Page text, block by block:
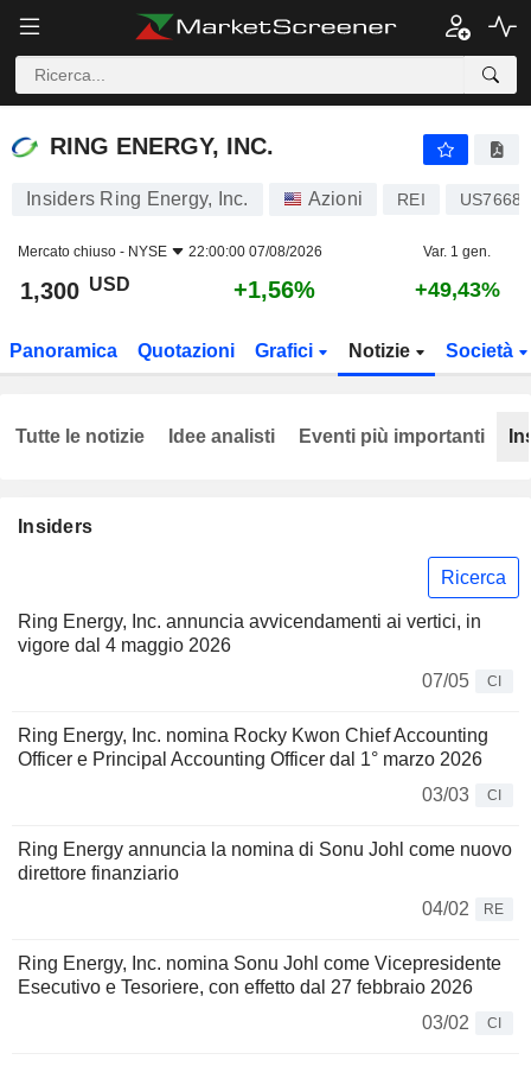
RING ENERGY, INC.
RING ENERGY, INC.
Insiders Ring Energy, Inc. Azioni REI
Mercato chiuso - NYSE 22:00:00 07/08/2026 Var. 1 gen.
1,300 USD +1,56% +49,43%
Panoramica Quotazioni Grafici Notizie Società
Insiders
Ricerca
Ring Energy, Inc. annuncia avvicendamenti ai vertici, in
vigore dal 4 maggio 2026
07/05
CI
Ring Energy, Inc. nomina Rocky Kwon Chief Accounting
Officer e Principal Accounting Officer dal 1° marzo 2026
03/03
CI
Ring Energy annuncia la nomina di Sonu Johl come nuovo
direttore finanziario
04/02
RE
Ring Energy, Inc. nomina Sonu Johl come Vicepresidente
Esecutivo e Tesoriere, con effetto dal 27 febbraio 2026
03/02
CI
Tutte le notizie Idee analisti Eventi più importanti